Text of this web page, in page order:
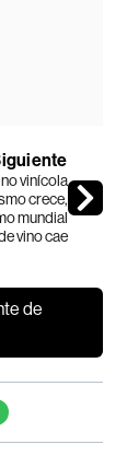
vinícola
crece,
mundial
vino cae
de